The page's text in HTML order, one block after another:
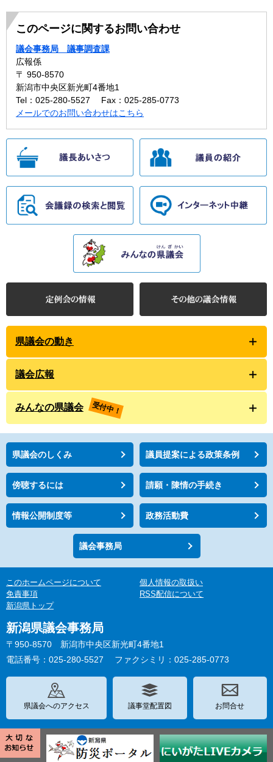
このページに関するお問い合わせ
議会事務局 議事調査課
広報係
〒 950-8570
新潟市中央区新光町4番地1
Tel：025-280-5527
Fax：025-285-0773
メールでのお問い合わせはこちら
県議会の動き
議会広報
みんなの県議会 受付中！
県議会のしくみ 議員提案による政策条例
傍聴するには 請願・陳情の手続き
情報公開制度等 政務活動費
議会事務局
このホームページについて
個人情報の取扱い
免責事項
RSS配信について
新潟県トップ
新潟県議会事務局
〒950-8570 新潟市中央区新光町4番地1
電話番号：025-280-5527
ファクシミリ：025-285-0773
県議会へのアクセス 議事堂配置図 お問合せ